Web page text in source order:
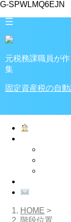
G-SPWLMQ6EJN
元税務課職員が
集
固定資産税の自
HOME >
階段位置